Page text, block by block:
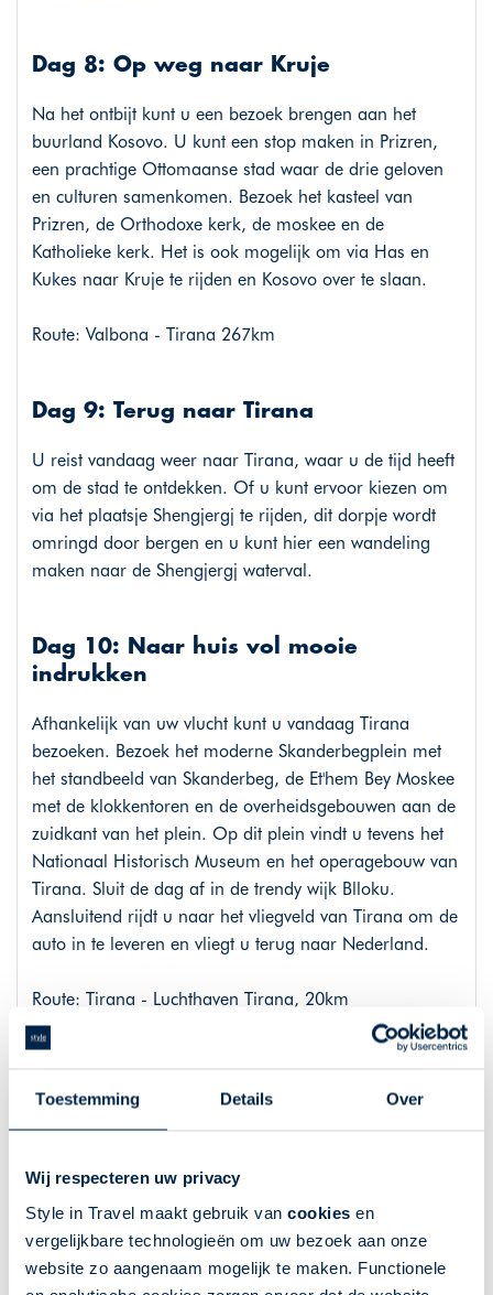
Toestemming Details Over
Wij respecteren uw privacy
Style in Travel maakt gebruik van cookies en
vergelijkbare technologieën om uw bezoek aan onze
website zo aangenaam mogelijk te maken. Functionele
Dag 8: Op weg naar Kruje
Na het ontbijt kunt u een bezoek brengen aan het
buurland Kosovo. U kunt een stop maken in Prizren,
een prachtige Ottomaanse stad waar de drie geloven
en culturen samenkomen. Bezoek het kasteel van
Prizren, de Orthodoxe kerk, de moskee en de
Katholieke kerk. Het is ook mogelijk om via Has en
Kukes naar Kruje te rijden en Kosovo over te slaan.
Route: Valbona - Tirana 267km
Dag 9: Terug naar Tirana
U reist vandaag weer naar Tirana, waar u de tijd heeft
om de stad te ontdekken. Of u kunt ervoor kiezen om
via het plaatsje Shengjergj te rijden, dit dorpje wordt
omringd door bergen en u kunt hier een wandeling
maken naar de Shengjergj waterval.
Dag 10: Naar huis vol mooie
indrukken
Afhankelijk van uw vlucht kunt u vandaag Tirana
bezoeken. Bezoek het moderne Skanderbegplein met
het standbeeld van Skanderbeg, de Et'hem Bey Moskee
met de klokkentoren en de overheidsgebouwen aan de
zuidkant van het plein. Op dit plein vindt u tevens het
Nationaal Historisch Museum en het operagebouw van
Tirana. Sluit de dag af in de trendy wijk Blloku.
Aansluitend rijdt u naar het vliegveld van Tirana om de
auto in te leveren en vliegt u terug naar Nederland.
Route: Tirana - Luchthaven Tirana, 20km
- 1 nacht Tirana, Hotel Vila 60
- 2 nachten Theth, Guesthouse Berishta Theth
- 1 nacht Skhodra, Hotel Rose Garden
- 2 nachten Valbona, Jezerca
- 1 nacht Kruje, Hotel Panorama
- 1 nacht Tirana, Hotel Oxford